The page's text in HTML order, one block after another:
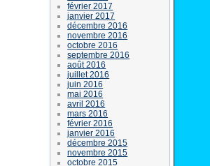
février 2017
janvier 2017
décembre 2016
novembre 2016
octobre 2016
septembre 2016
août 2016
juillet 2016
juin 2016
mai 2016
avril 2016
mars 2016
février 2016
janvier 2016
décembre 2015
novembre 2015
octobre 2015